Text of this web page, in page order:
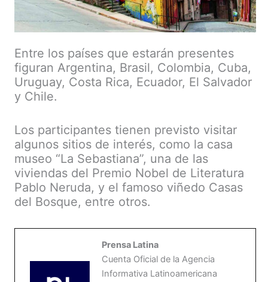
Entre los países que estarán presentes
figuran Argentina, Brasil, Colombia, Cuba,
Uruguay, Costa Rica, Ecuador, El Salvador
y Chile.
Los participantes tienen previsto visitar
algunos sitios de interés, como la casa
museo “La Sebastiana”, una de las
viviendas del Premio Nobel de Literatura
Pablo Neruda, y el famoso viñedo Casas
del Bosque, entre otros.
Prensa Latina
Cuenta Oficial de la Agencia
Informativa Latinoamericana